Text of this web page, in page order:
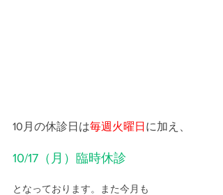
10月の休診日は毎週火曜日 に加え、
10/17（月）臨時休診
となっております。また今月も